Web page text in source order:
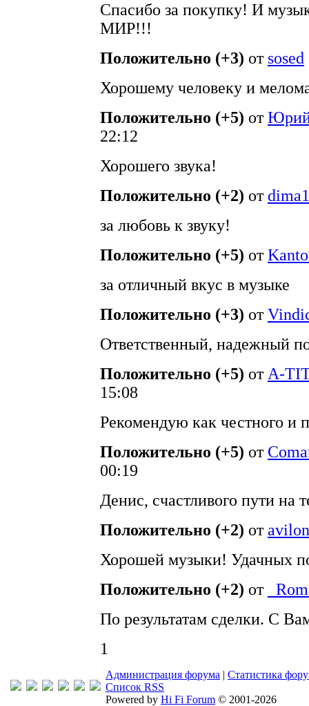
Спасибо за покупку! И
МИР!!!
Положительно (+3) от sosed
Хорошему человеку и
Положительно (+5) от
22:12
Хорошего звука!
Положительно (+2) от
за любовь к звуку!
Положительно (+5) от
за отличный вкус в музыке
Положительно (+3) от
Ответственный, надежный
Положительно (+5) от A-
15:08
Рекомендую как честного и
Положительно (+5) от
00:19
Денис, счастливого пути на
Положительно (+2) отavilon
Хорошей музыки! Удачных
Положительно (+2) от
По результатам сделки. С
1
Администрация форума | Статистика
Список RSS
Powered by Hi Fi Forum © 2001-2026